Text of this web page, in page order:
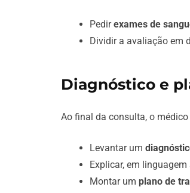
Pedirexames de
Dividir a avaliação em
Diagnóstico e
Ao final da consulta, o
Levantar um
Explicar, em
Montar um plano de